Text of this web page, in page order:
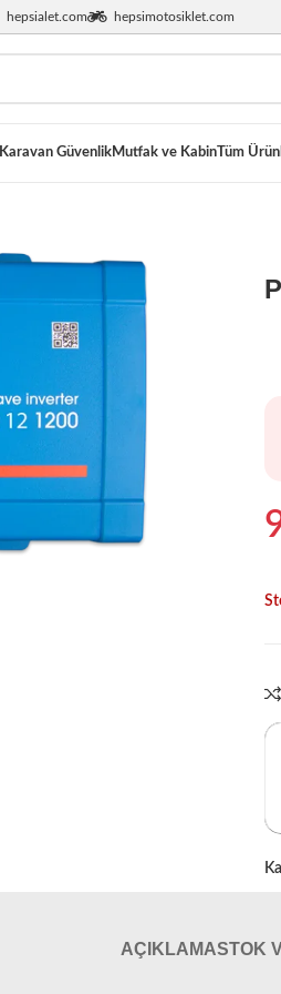
hepsialet.com hepsimotosiklet.com
Karavan GüvenlikMutfak ve KabinTüm
AÇIKLAMASTOK